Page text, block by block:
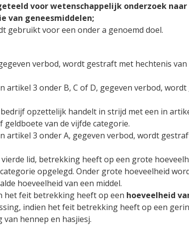
voor wetenschappelijk onderzoek
van geneesmiddelen;
gebruikt voor een onder a genoemd doel.
verbod, wordt gestraft met hechtenis
artikel 3 onder B, C of D, gegeven verbod,
opzettelijk handelt in strijd met een in
van de vijfde categorie.
artikel 3 onder A, gegeven verbod, wordt
lid, betrekking heeft op een grote
opgelegd. Onder grote hoeveelheid
hoeveelheid van een middel.
het feit betrekking heeft op een hoeveelheid
indien het feit betrekking heeft op een
hennep en hasjiesj.